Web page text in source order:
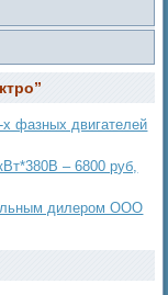
х фазных двигателей
– 6800 руб,
дилером ООО